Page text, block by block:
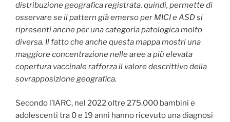
distribuzione geografica registrata, quindi, permette di
osservare se il pattern già emerso per MICI e ASD si
ripresenti anche per una categoria patologica molto
diversa. Il fatto che anche questa mappa mostri una
maggiore concentrazione nelle aree a più elevata
copertura vaccinale rafforza il valore descrittivo della
sovrapposizione geografica.
Secondo l’IARC, nel 2022 oltre 275.000 bambini e
adolescenti tra 0 e 19 anni hanno ricevuto una diagnosi